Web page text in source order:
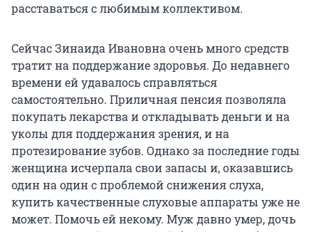
расставаться с любимым коллективом.
Сейчас Зинаида Ивановна очень много средств
тратит на поддержание здоровья. До недавнего
времени ей удавалось справляться
самостоятельно. Приличная пенсия позволяла
покупать лекарства и откладывать деньги и на
уколы для поддержания зрения, и на
протезирование зубов. Однако за последние годы
женщина исчерпала свои запасы и, оказавшись
один на один с проблемой снижения слуха,
купить качественные слуховые аппараты уже не
может. Помочь ей некому. Муж давно умер, дочь